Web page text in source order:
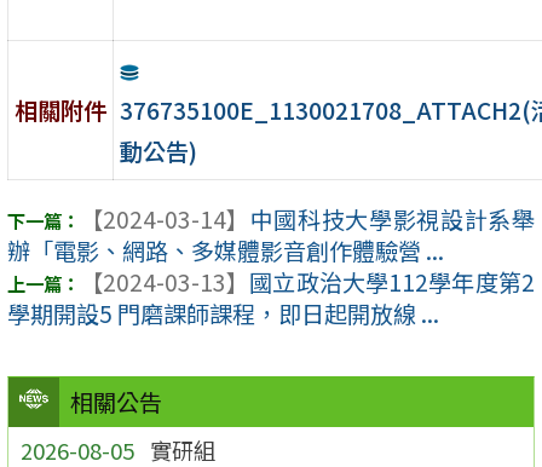
相關公告
2026-08-05 實研組
相關附件 376735100E_1130021708_ATTACH2(
動公告)
【2024-03-14】 中國科技大學影視設計系舉
辦「電影、網路、多媒體影音創作體驗營 ...
【2024-03-13】 國立政治大學112學年度第2
學期開設5 門磨課師課程，即日起開放線 ...